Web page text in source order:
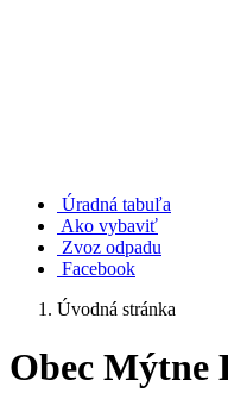
Úradná tabuľa
Ako vybaviť
Zvoz odpadu
Facebook
Úvodná stránka
Obec Mýtne